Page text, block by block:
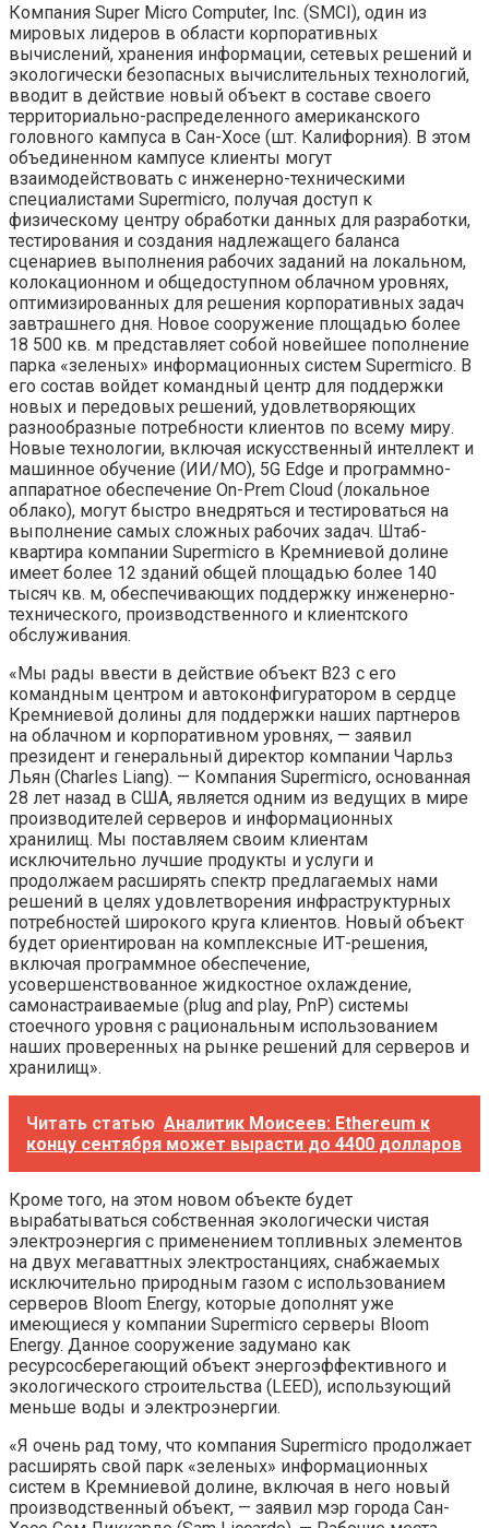
Компания Super Micro Computer, Inc. (SMCI), один из
мировых лидеров в области корпоративных
вычислений, хранения информации, сетевых решений и
экологически безопасных вычислительных технологий,
вводит в действие новый объект в составе своего
территориально-распределенного американского
головного кампуса в Сан-Хосе (шт. Калифорния). В этом
объединенном кампусе клиенты могут
взаимодействовать с инженерно-техническими
специалистами Supermicro, получая доступ к
физическому центру обработки данных для разработки,
тестирования и создания надлежащего баланса
сценариев выполнения рабочих заданий на локальном,
колокационном и общедоступном облачном уровнях,
оптимизированных для решения корпоративных задач
завтрашнего дня. Новое сооружение площадью более
18 500 кв. м представляет собой новейшее пополнение
парка «зеленых» информационных систем Supermicro. В
его состав войдет командный центр для поддержки
новых и передовых решений, удовлетворяющих
разнообразные потребности клиентов по всему миру.
Новые технологии, включая искусственный интеллект и
машинное обучение (ИИ/МО), 5G Edge и программно-
аппаратное обеспечение On-Prem Cloud (локальное
облако), могут быстро внедряться и тестироваться на
выполнение самых сложных рабочих задач. Штаб-
квартира компании Supermicro в Кремниевой долине
имеет более 12 зданий общей площадью более 140
тысяч кв. м, обеспечивающих поддержку инженерно-
технического, производственного и клиентского
обслуживания.
«Мы рады ввести в действие объект B23 с его
командным центром и автоконфигуратором в сердце
Кремниевой долины для поддержки наших партнеров
на облачном и корпоративном уровнях, — заявил
президент и генеральный директор компании Чарльз
Льян (Charles Liang). — Компания Supermicro, основанная
28 лет назад в США, является одним из ведущих в мире
производителей серверов и информационных
хранилищ. Мы поставляем своим клиентам
исключительно лучшие продукты и услуги и
продолжаем расширять спектр предлагаемых нами
решений в целях удовлетворения инфраструктурных
потребностей широкого круга клиентов. Новый объект
будет ориентирован на комплексные ИТ-решения,
включая программное обеспечение,
усовершенствованное жидкостное охлаждение,
самонастраиваемые (plug and play, PnP) системы
стоечного уровня с рациональным использованием
наших проверенных на рынке решений для серверов и
хранилищ».
Читать статью Аналитик Моисеев: Ethereum к
концу сентября может вырасти до 4400 долларов
Кроме того, на этом новом объекте будет
вырабатываться собственная экологически чистая
электроэнергия с применением топливных элементов
на двух мегаваттных электростанциях, снабжаемых
исключительно природным газом с использованием
серверов Bloom Energy, которые дополнят уже
имеющиеся у компании Supermicro серверы Bloom
Energy. Данное сооружение задумано как
ресурсосберегающий объект энергоэффективного и
экологического строительства (LEED), использующий
меньше воды и электроэнергии.
«Я очень рад тому, что компания Supermicro продолжает
расширять свой парк «зеленых» информационных
систем в Кремниевой долине, включая в него новый
производственный объект, — заявил мэр города Сан-